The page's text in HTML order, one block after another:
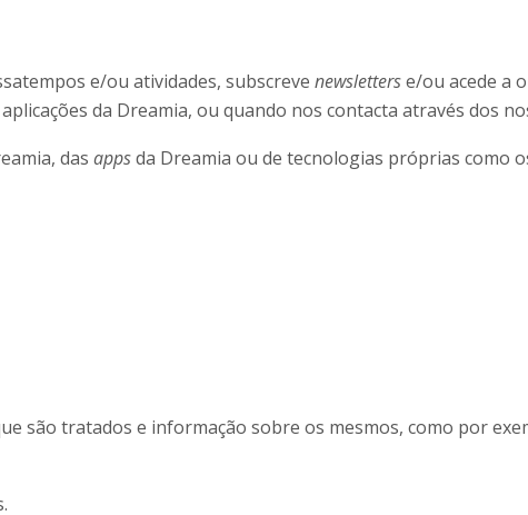
e/ou atividades, subscreve newsletterse/ou acede a
da Dreamia, ou quando nos contacta através dos
das appsda Dreamia ou de tecnologias próprias como
são tratados e informação sobre os mesmos, como por